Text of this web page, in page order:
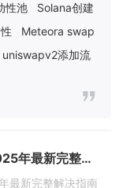
性池
Solana创建
Meteora swap
uniswapv2添加流
币安人脸验证失败？2025年最新完整解决指南
最新完整解决指南